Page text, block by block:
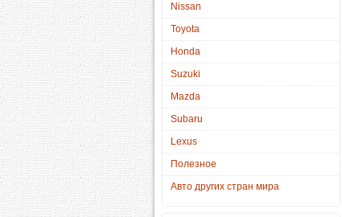
Nissan
Toyota
Honda
Suzuki
Mazda
Subaru
Lexus
Полезное
Авто других стран мира